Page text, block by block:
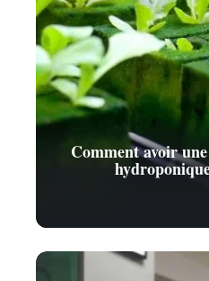
Comment avoir